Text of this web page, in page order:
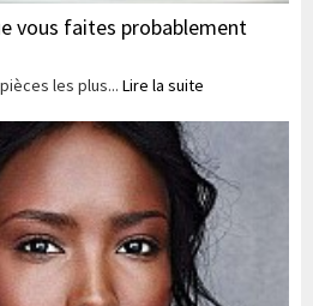
vous faites probablement
les plus... Lire la suite